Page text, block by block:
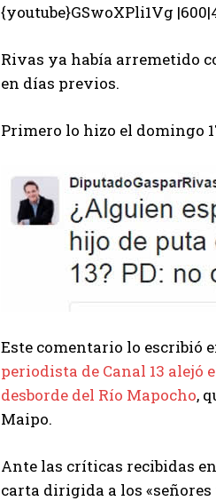
{youtube}GSwoXPli1Vg
Rivas ya había arremetido
en días previos.
Primero lo hizo el domingo
Este comentario lo escribió
periodista de Canal 13
desborde del Río Mapocho,
Maipo.
Ante las críticas recibidas
carta dirigida a los